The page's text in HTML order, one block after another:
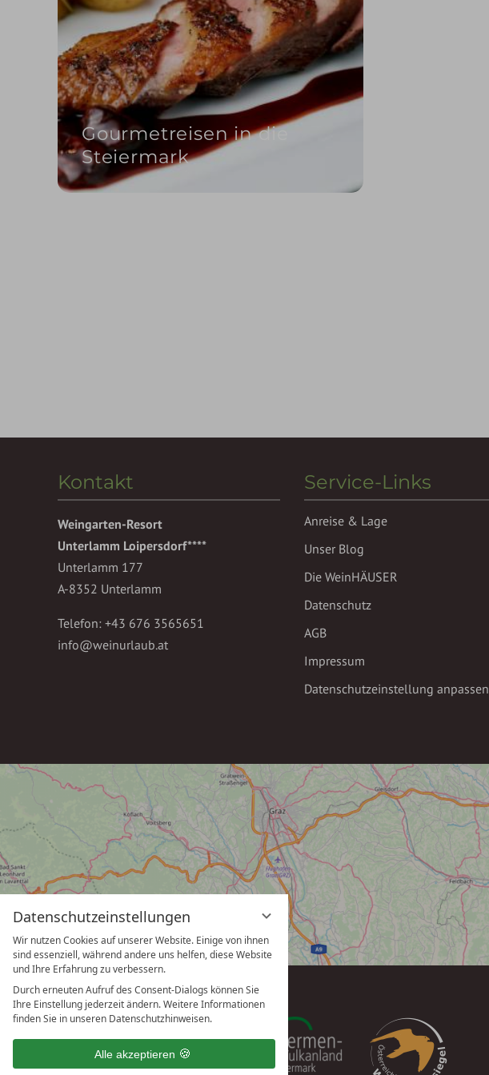
Datenschutzeinstellungen
Wir nutzen Cookies auf unserer Website. Einige von ihnen
sind essenziell, während andere uns helfen, diese Website
und Ihre Erfahrung zu verbessern.
Durch erneuten Aufruf des Consent-Dialogs können Sie
Ihre Einstellung jederzeit ändern. Weitere Informationen
finden Sie in unseren Datenschutzhinweisen.
Alle akzeptieren
Gourmetreisen in die
Steiermark
Kontakt
Weingarten-Resort
Unterlamm Loipersdorf****
Unterlamm 177
A-8352 Unterlamm
Telefon: +43 676 3565651
info@weinurlaub.at
Service-Links
Anreise & Lage
Unser Blog
Die WeinHÄUSER
Datenschutz
AGB
Impressum
Datenschutzeinstellung anpassen